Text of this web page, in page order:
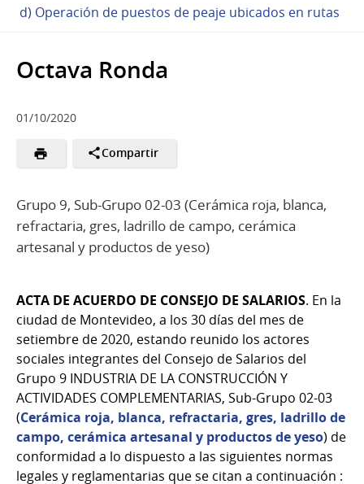
d) Operación de puestos de peaje ubicados en rutas
Octava Ronda
01/10/2020
Compartir
Grupo 9, Sub-Grupo 02-03 (Cerámica roja, blanca,
refractaria, gres, ladrillo de campo, cerámica
artesanal y productos de yeso)
ACTA DE ACUERDO DE CONSEJO DE SALARIOS. En la
ciudad de Montevideo, a los 30 días del mes de
setiembre de 2020, estando reunido los actores
sociales integrantes del Consejo de Salarios del
Grupo 9 INDUSTRIA DE LA CONSTRUCCIÓN Y
ACTIVIDADES COMPLEMENTARIAS, Sub-Grupo 02-03
(Cerámica roja, blanca, refractaria, gres, ladrillo de
campo, cerámica artesanal y productos de yeso) de
conformidad a lo dispuesto a las siguientes normas
legales y reglamentarias que se citan a continuación :